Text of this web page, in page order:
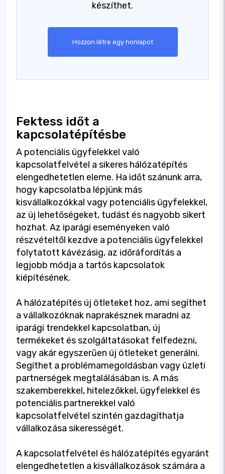
készíthet.
Hozzon létre egy honlapot
Fektess időt a
kapcsolatépítésbe
A potenciális ügyfelekkel való
kapcsolatfelvétel a sikeres hálózatépítés
elengedhetetlen eleme. Ha időt szánunk arra,
hogy kapcsolatba lépjünk más
kisvállalkozókkal vagy potenciális ügyfelekkel,
az új lehetőségeket, tudást és nagyobb sikert
hozhat. Az iparági eseményeken való
részvételtől kezdve a potenciális ügyfelekkel
folytatott kávézásig, az időráfordítás a
legjobb módja a tartós kapcsolatok
kiépítésének.
A hálózatépítés új ötleteket hoz, ami segíthet
a vállalkozóknak naprakésznek maradni az
iparági trendekkel kapcsolatban, új
termékeket és szolgáltatásokat felfedezni,
vagy akár egyszerűen új ötleteket generálni.
Segíthet a problémamegoldásban vagy üzleti
partnerségek megtalálásában is. A más
szakemberekkel, hitelezőkkel, ügyfelekkel és
potenciális partnerekkel való
kapcsolatfelvétel szintén gazdagíthatja
vállalkozása sikerességét.
A kapcsolatfelvétel és hálózatépítés egyaránt
elengedhetetlen a kisvállalkozások számára a